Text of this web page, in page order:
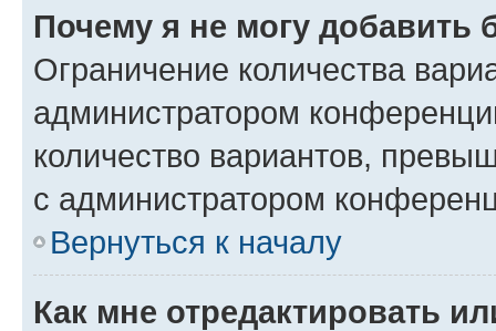
Почему я не могу добавить
Ограничение количества
администратором
количество вариантов,
с администратором
Вернуться к началу
Как мне отредактировать